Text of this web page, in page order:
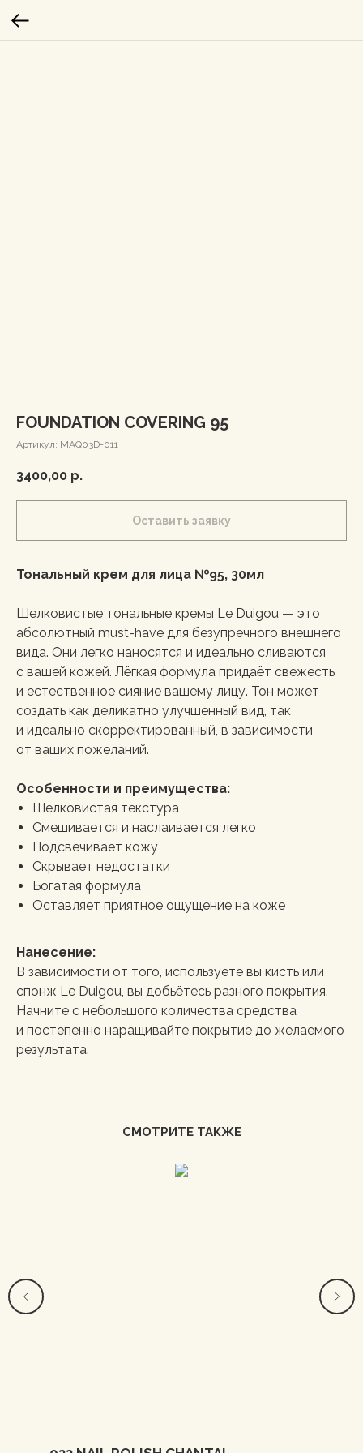
FOUNDATION COVERING 95
Артикул: MAQ03D-011
3400,00 р.
Оставить заявку
Тональный крем для лица №95, 30мл
Шелковистые тональные кремы Le Duigou — это
абсолютный must-have для безупречного внешнего
вида. Они легко наносятся и идеально сливаются
с вашей кожей. Лёгкая формула придаёт свежесть
и естественное сияние вашему лицу. Тон может
создать как деликатно улучшенный вид, так
и идеально скорректированный, в зависимости
от ваших пожеланий.
Особенности и преимущества:
Шелковистая текстура
Смешивается и наслаивается легко
Подсвечивает кожу
Скрывает недостатки
Богатая формула
Оставляет приятное ощущение на коже
Нанесение:
В зависимости от того, используете вы кисть или
спонж Le Duigou, вы добьётесь разного покрытия.
Начните с небольшого количества средства
и постепенно наращивайте покрытие до желаемого
результата.
СМОТРИТЕ ТАКЖЕ